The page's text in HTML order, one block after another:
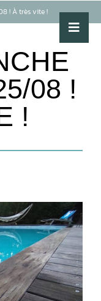
! À très vite !
08 !
!